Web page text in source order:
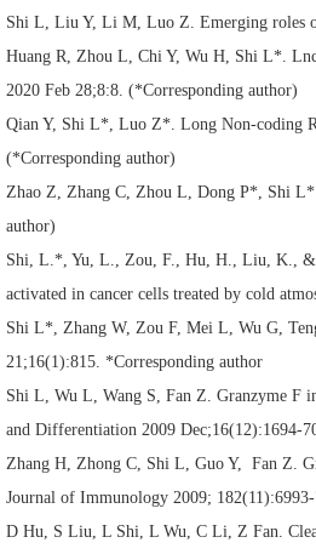
Shi L, Liu Y, Li M, Luo Z. Emerging roles
Huang R, Zhou L, Chi Y, Wu H, Shi L*.
2020 Feb 28;8:8. (*Corresponding author)
Qian Y, Shi L*, Luo Z*. Long Non-coding
(*Corresponding author)
Zhao Z, Zhang C, Zhou L, Dong P*, Shi
author)
Shi, L.*, Yu, L., Zou, F., Hu, H., Liu, K., &
activated in cancer cells treated by cold
Shi L*, Zhang W, Zou F, Mei L, Wu G,
21;16(1):815. *Corresponding author
Shi L, Wu L, Wang S, Fan Z. Granzyme F
and Differentiation 2009 Dec;16(12):1694-
Zhang H, Zhong C, Shi L, Guo Y, Fan Z.
Journal of Immunology 2009;
D Hu, S Liu, L Shi, L Wu, C Li, Z Fan.